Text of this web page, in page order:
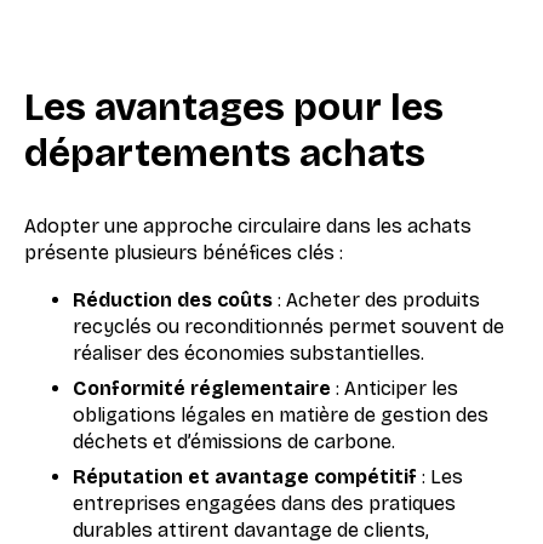
Les avantages pour les
départements achats
Adopter une approche circulaire dans les achats
présente plusieurs bénéfices clés :
Réduction des coûts : Acheter des produits
recyclés ou reconditionnés permet souvent de
réaliser des économies substantielles.
Conformité réglementaire : Anticiper les
obligations légales en matière de gestion des
déchets et d’émissions de carbone.
Réputation et avantage compétitif : Les
entreprises engagées dans des pratiques
durables attirent davantage de clients,